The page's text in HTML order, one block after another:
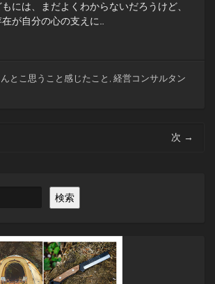
には、まだよくわからないだろうけど、
が自分の心の支えに…
とこ思うこと感じたこと , 経営コンサルタン
次 →
検索